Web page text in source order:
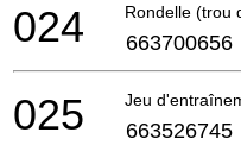
Rondelle (trou
024 663700656
Jeu
025 663526745